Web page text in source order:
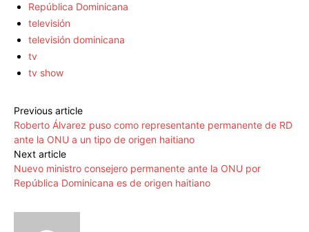
República Dominicana
televisión
televisión dominicana
tv
tv show
Previous article
Roberto Álvarez puso como representante permanente de RD
ante la ONU a un tipo de origen haitiano
Next article
Nuevo ministro consejero permanente ante la ONU por
República Dominicana es de origen haitiano